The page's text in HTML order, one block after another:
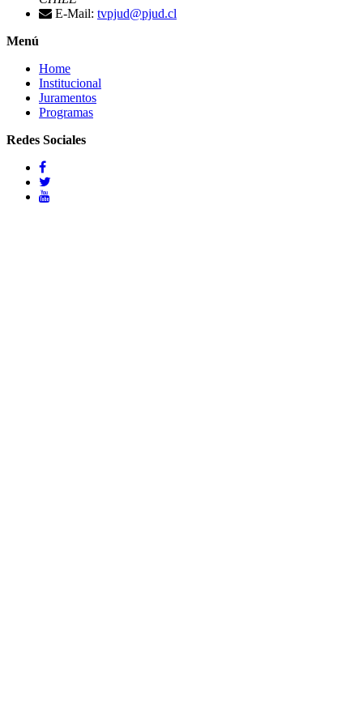
E-Mail: tvpjud@pjud.cl
Menú
Home
Institucional
Juramentos
Programas
Redes Sociales